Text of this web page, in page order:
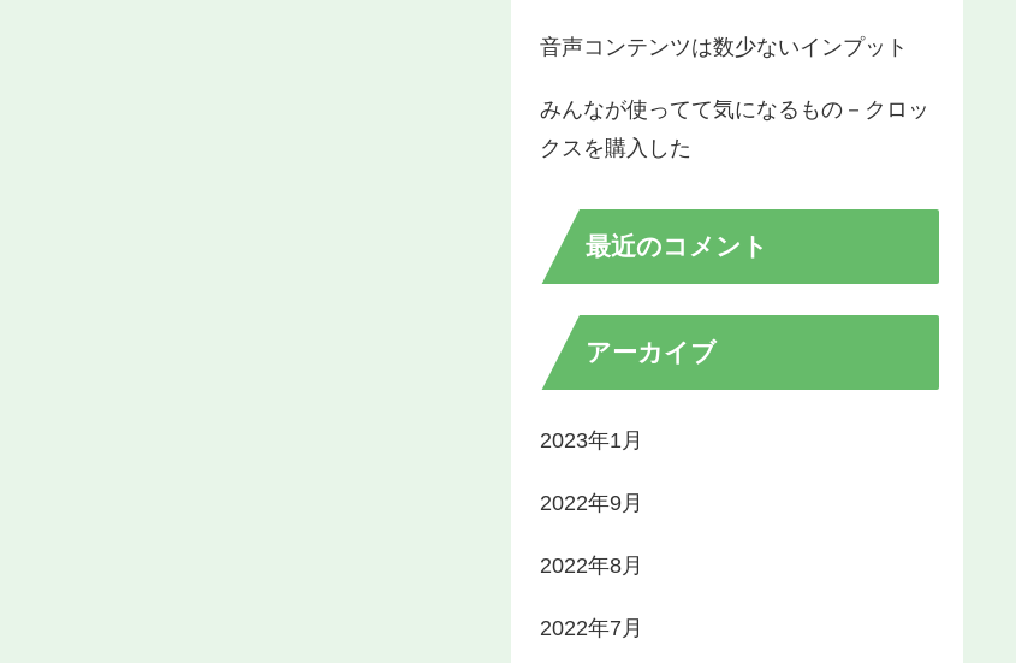
音声コンテンツは数少ないインプット
みんなが使ってて気になるもの－クロッ
クスを購入した
最近のコメント
アーカイブ
2023年1月
2022年9月
2022年8月
2022年7月